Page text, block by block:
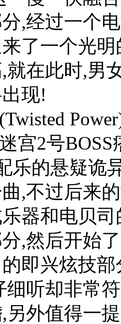
,经过一个
了一个光
就在此时,男
现!
宫2号
乐的悬疑诡
,不过后来
器和电贝
,然后开始
即兴炫技
细听却非常
另外值得一